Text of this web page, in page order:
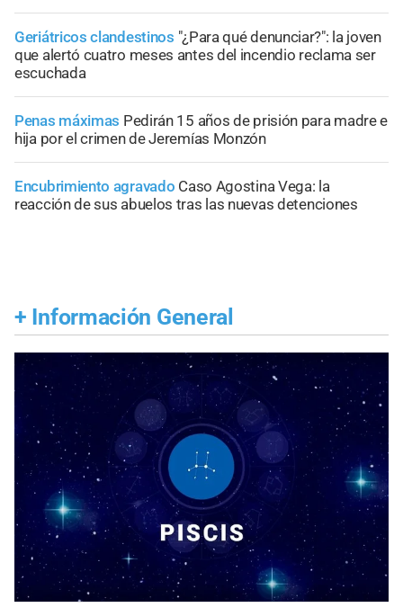
Geriátricos clandestinos "¿Para qué denunciar?": la joven
que alertó cuatro meses antes del incendio reclama ser
escuchada
Penas máximas Pedirán 15 años de prisión para madre e
hija por el crimen de Jeremías Monzón
Encubrimiento agravado Caso Agostina Vega: la
reacción de sus abuelos tras las nuevas detenciones
+ Información General